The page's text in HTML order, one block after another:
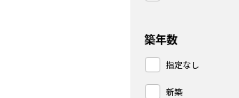
築年数
指定なし
新築